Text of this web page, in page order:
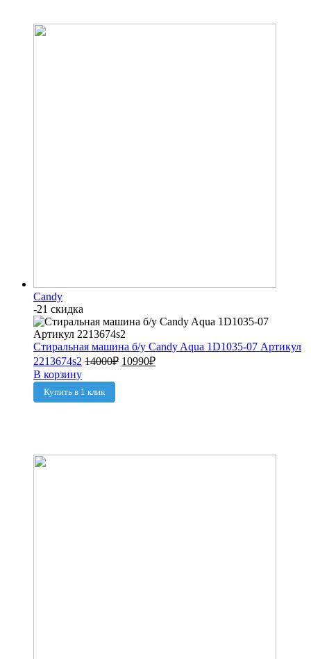
Candy
-21 скидка
Стиральная машина б/у Candy Aqua 1D1035-07 Артикул
2213674s2 14000₽ 10990₽
В корзину
Купить в 1 клик